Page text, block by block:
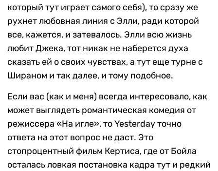
который тут играет самого себя), то сразу же
рухнет любовная линия с Элли, ради которой
все, кажется, и затевалось. Элли всю жизнь
любит Джека, тот никак не наберется духа
сказать ей о своих чувствах, а тут еще турне с
Шираном и так далее, и тому подобное.
Если вас (как и меня) всегда интересовало, как
может выглядеть романтическая комедия от
режиссера «На игле», то Yesterday точно
ответа на этот вопрос не даст. Это
стопроцентный фильм Кертиса, где от Бойла
осталась ловкая постановка кадра тут и редкий